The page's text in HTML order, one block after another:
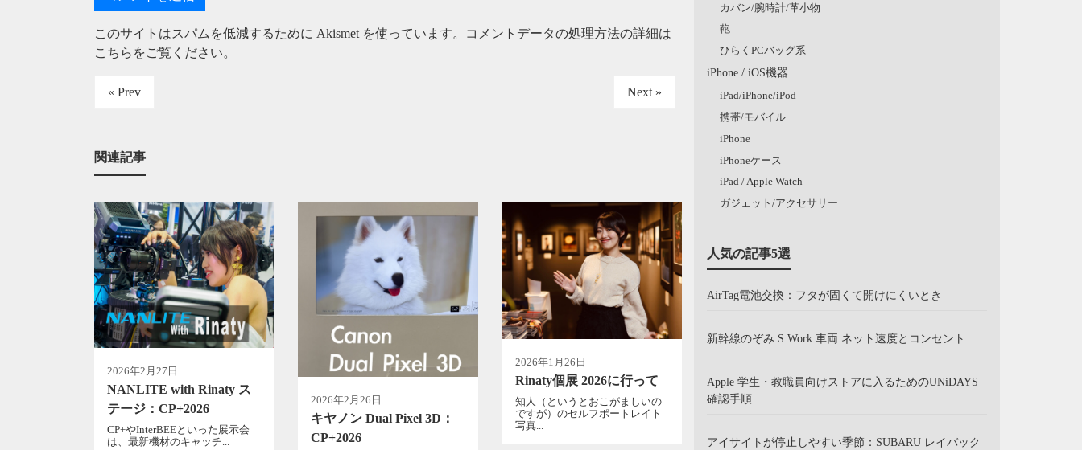
このサイトはスパムを低減するために Akismet を使っています。
コメントデータの処理方法の詳細は
こちらをご覧ください。
« Prev Next »
関連記事
2026年2月27日
NANLITE with Rinaty ス
テージ：CP+2026
CP+やInterBEEといった展示会
は、最新機材のキャッチ...
2026年2月26日
キヤノン Dual Pixel 3D：
CP+2026
2026年1月26日
Rinaty個展 2026に行って
知人（というとおこがましいの
ですが）のセルフポートレイト
写真...
カバン/腕時計/革小物
鞄
ひらくPCバッグ系
iPhone / iOS機器
iPad/iPhone/iPod
携帯/モバイル
iPhone
iPhoneケース
iPad / Apple Watch
ガジェット/アクセサリー
人気の記事5選
AirTag電池交換：フタが固くて開けにくいとき
新幹線のぞみ S Work 車両 ネット速度とコンセント
Apple 学生・教職員向けストアに入るためのUNiDAYS
確認手順
アイサイトが停止しやすい季節：SUBARU レイバック